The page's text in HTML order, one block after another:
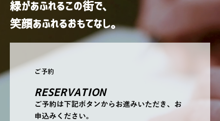
緑があふれるこの街で、
笑顔あふれるおもてなし。
ご予約
RESERVATION
ご予約は下記ボタンからお進みいただき、お
申込みください。